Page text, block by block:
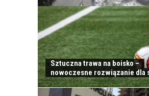
Sztuczna trawa na boisko –
nowoczesne rozwiązanie dla